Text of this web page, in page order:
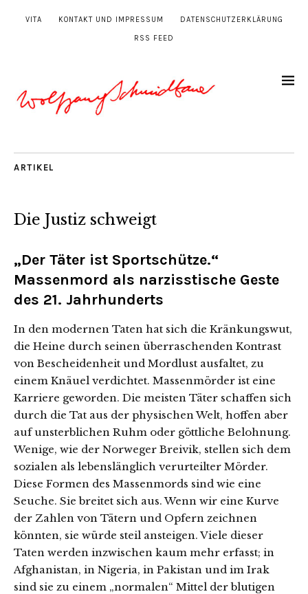
VITA KONTAKT UND IMPRESSUM DATENSCHUTZERKLÄRUNG
RSS FEED
ARTIKEL
Die Justiz schweigt
„Der Täter ist Sportschütze.“
Massenmord als narzisstische Geste
des 21. Jahrhunderts
In den modernen Taten hat sich die Kränkungswut,
die Heine durch seinen überraschenden Kontrast
von Bescheidenheit und Mordlust ausfaltet, zu
einem Knäuel verdichtet. Massenmörder ist eine
Karriere geworden. Die meisten Täter schaffen sich
durch die Tat aus der physischen Welt, hoffen aber
auf unsterblichen Ruhm oder göttliche Belohnung.
Wenige, wie der Norweger Breivik, stellen sich dem
sozialen als lebenslänglich verurteilter Mörder.
Diese Formen des Massenmords sind wie eine
Seuche. Sie breitet sich aus. Wenn wir eine Kurve
der Zahlen von Tätern und Opfern zeichnen
könnten, sie würde steil ansteigen. Viele dieser
Taten werden inzwischen kaum mehr erfasst; in
Afghanistan, in Nigeria, in Pakistan und im Irak
sind sie zu einem „normalen“ Mittel der blutigen